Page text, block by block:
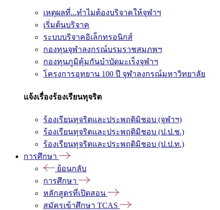
เหตุผลที่...ทำไมต้องบริจาคให้จุฬาฯ
เริ่มต้นบริจาค
ระบบบริจาคอิเล็กทรอนิกส์
กองทุนจุฬาลงกรณ์บรมราชสมภพฯ
กองทุนภูมิคุ้มกันบำบัดมะเร็งจุฬาฯ
โครงการอุทยาน 100 ปี จุฬาลงกรณ์มหาวิทยาลัย
แจ้งเรื่องร้องเรียนทุจริต
ร้องเรียนทุจริตและประพฤติมิชอบ (จุฬาฯ)
ร้องเรียนทุจริตและประพฤติมิชอบ (ป.ป.ช.)
ร้องเรียนทุจริตและประพฤติมิชอบ (ป.ป.ท.)
การศึกษา
ย้อนกลับ
การศึกษา
หลักสูตรที่เปิดสอน
สมัครเข้าศึกษา TCAS